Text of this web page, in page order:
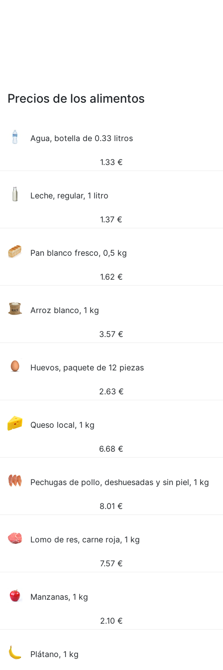
Precios de los alimentos
Agua, botella de 0.33 litros
1.33 €
Leche, regular, 1 litro
1.37 €
Pan blanco fresco, 0,5 kg
1.62 €
Arroz blanco, 1 kg
3.57 €
Huevos, paquete de 12 piezas
2.63 €
Queso local, 1 kg
6.68 €
Pechugas de pollo, deshuesadas y sin piel, 1 kg
8.01 €
Lomo de res, carne roja, 1 kg
7.57 €
Manzanas, 1 kg
2.10 €
Plátano, 1 kg